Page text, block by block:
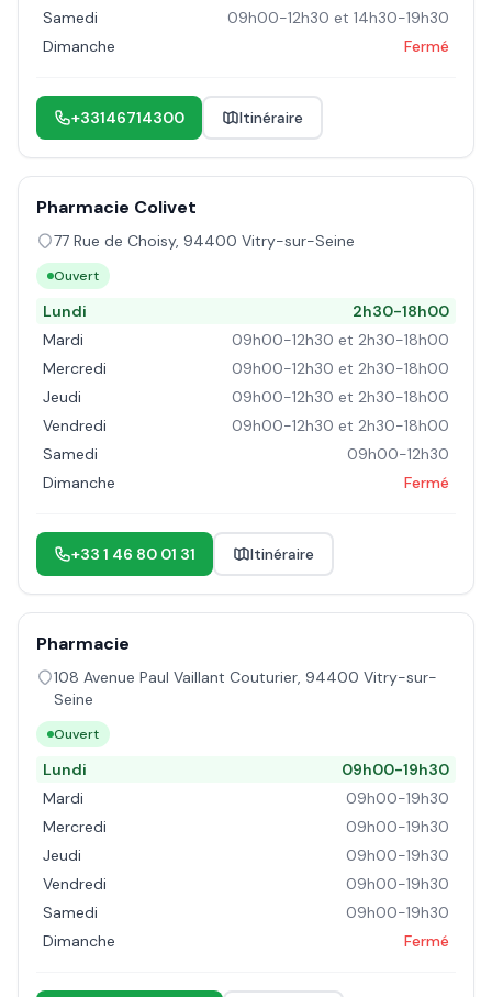
Samedi
09h00-12h30 et 14h30-19h30
Dimanche
Fermé
+33146714300 Itinéraire
Pharmacie Colivet
77 Rue de Choisy, 94400 Vitry-sur-Seine
Ouvert
Lundi
2h30-18h00
Mardi
09h00-12h30 et 2h30-18h00
Mercredi
09h00-12h30 et 2h30-18h00
Jeudi
09h00-12h30 et 2h30-18h00
Vendredi
09h00-12h30 et 2h30-18h00
Samedi
09h00-12h30
Dimanche
Fermé
+33 1 46 80 01 31 Itinéraire
Pharmacie
108 Avenue Paul Vaillant Couturier, 94400 Vitry-sur-
Seine
Ouvert
Lundi
09h00-19h30
Mardi
09h00-19h30
Mercredi
09h00-19h30
Jeudi
09h00-19h30
Vendredi
09h00-19h30
Samedi
09h00-19h30
Dimanche
Fermé